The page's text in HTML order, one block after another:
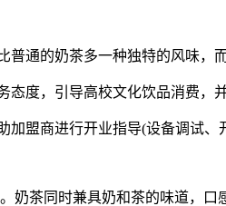
普通的奶茶多一种独特的风味，
态度，引导高校文化饮品消费，
加盟商进行开业指导(设备调试、
奶茶同时兼具奶和茶的味道，